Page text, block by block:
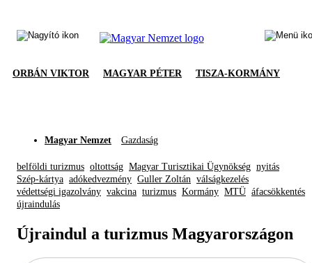
ORBÁN VIKTOR MAGYAR PÉTER TISZA-KORMÁNY
Magyar Nemzet Gazdaság
belföldi turizmus oltottság Magyar Turisztikai Ügynökség nyitás
Szép-kártya adókedvezmény Guller Zoltán válságkezelés
védettségi igazolvány vakcina turizmus Kormány MTÜ áfacsökkentés
újraindulás
Újraindul a turizmus Magyarországon